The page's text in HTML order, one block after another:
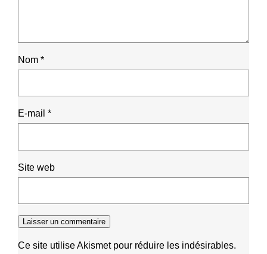
Nom*
E-mail*
Site web
Ce site utilise Akismet pour réduire les indésirables.